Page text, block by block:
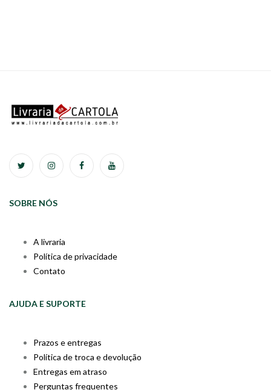
SOBRE NÓS
A livraria
Política de privacidade
Contato
AJUDA E SUPORTE
Prazos e entregas
Política de troca e devolução
Entregas em atraso
Perguntas frequentes